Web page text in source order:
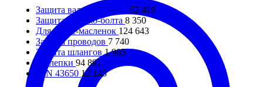
Защита вала двигателя 52 419
Защита банджо-болта 8 350
Для пресс-масленок 124 643
Защита проводов 7 740
Защита шлангов1 985
Заклепки 94 891
DIN 43650 12 143